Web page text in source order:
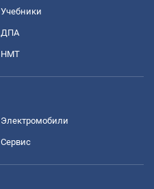
Учебники
ДПА
НМТ
Электромобили
Сервис